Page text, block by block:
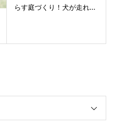
らす庭づくり！犬が走れ...